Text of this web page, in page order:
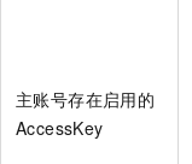
主账号存在启用的
AccessKey